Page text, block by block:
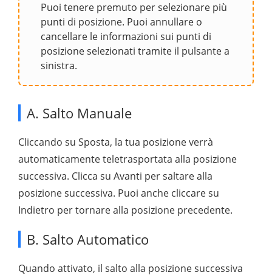
Puoi tenere premuto per selezionare più
punti di posizione. Puoi annullare o
cancellare le informazioni sui punti di
posizione selezionati tramite il pulsante a
sinistra.
A. Salto Manuale
Cliccando su Sposta, la tua posizione verrà
automaticamente teletrasportata alla posizione
successiva. Clicca su Avanti per saltare alla
posizione successiva. Puoi anche cliccare su
Indietro per tornare alla posizione precedente.
B. Salto Automatico
Quando attivato, il salto alla posizione successiva